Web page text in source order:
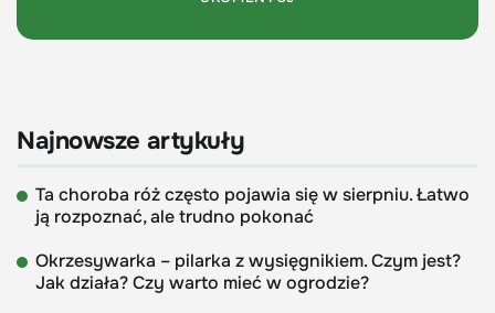
Najnowsze artykuły
Ta choroba róż często pojawia się w sierpniu. Łatwo
ją rozpoznać, ale trudno pokonać
Okrzesywarka – pilarka z wysięgnikiem. Czym jest?
Jak działa? Czy warto mieć w ogrodzie?